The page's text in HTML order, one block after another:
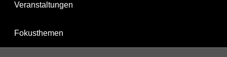
Veranstaltungen
Fokusthemen